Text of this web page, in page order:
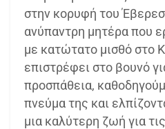
στην κορυφή του
ανύπαντρη μητέρα που
με κατώτατο μισθό στο
επιστρέφει στο βουνό
προσπάθεια,
πνεύμα της και
μια καλύτερη ζωή για